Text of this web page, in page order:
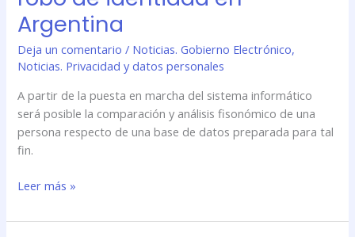
Argentina
Deja un comentario / Noticias. Gobierno Electrónico,
Noticias. Privacidad y datos personales
A partir de la puesta en marcha del sistema informático
será posible la comparación y análisis fisonómico de una
persona respecto de una base de datos preparada para tal
fin.
Leer más »